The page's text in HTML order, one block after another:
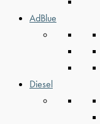
AdBlue
Diesel